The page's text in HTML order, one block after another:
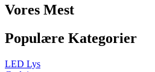
Vores Mest
Populære Kategorier
LED Lys